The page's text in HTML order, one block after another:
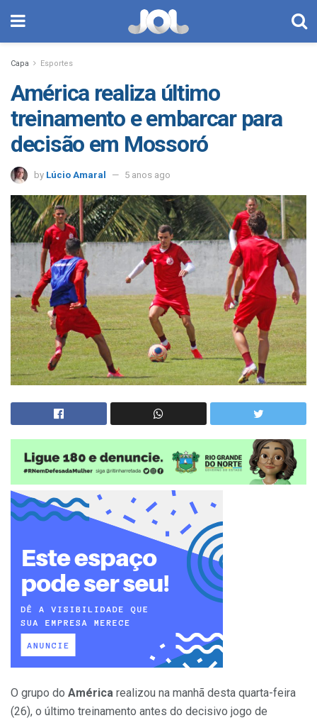
Capa Esportes
América realiza último
treinamento e embarcar para
decisão em Mossoró
by Lúcio Amaral 5 anos ago
O grupo do América realizou na manhã desta quarta-feira
(26), o último treinamento antes do decisivo jogo de